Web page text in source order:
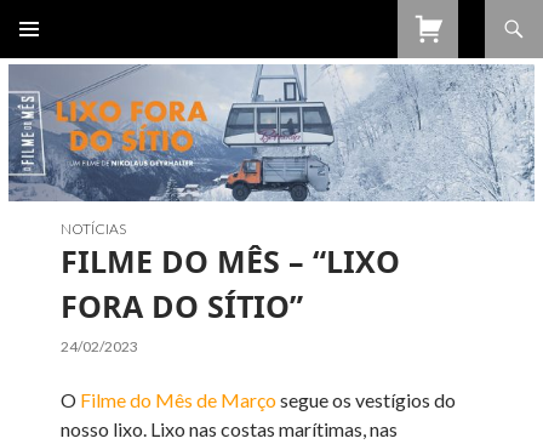
PARA
O
CONTEÚDO
NOTÍCIAS
FILME DO MÊS – “LIXO
FORA DO SÍTIO”
24/02/2023
O Filme do Mês de Marçosegue os vestígios do
nosso lixo. Lixo nas costas marítimas, nas